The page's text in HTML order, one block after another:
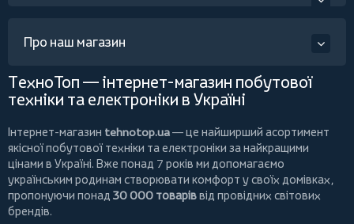
Про наш магазин
ТехноТоп — інтернет-магазин побутової
техніки та електроніки в Україні
Інтернет-магазин tehnotop.ua— це найширший асортимент
якісної побутової техніки та електроніки за найкращими
цінами в Україні. Вже понад 7 років ми допомагаємо
українським родинам створювати комфорт у своїх домівках,
пропонуючи понад 30 000 товаріввід провідних світових
брендів.